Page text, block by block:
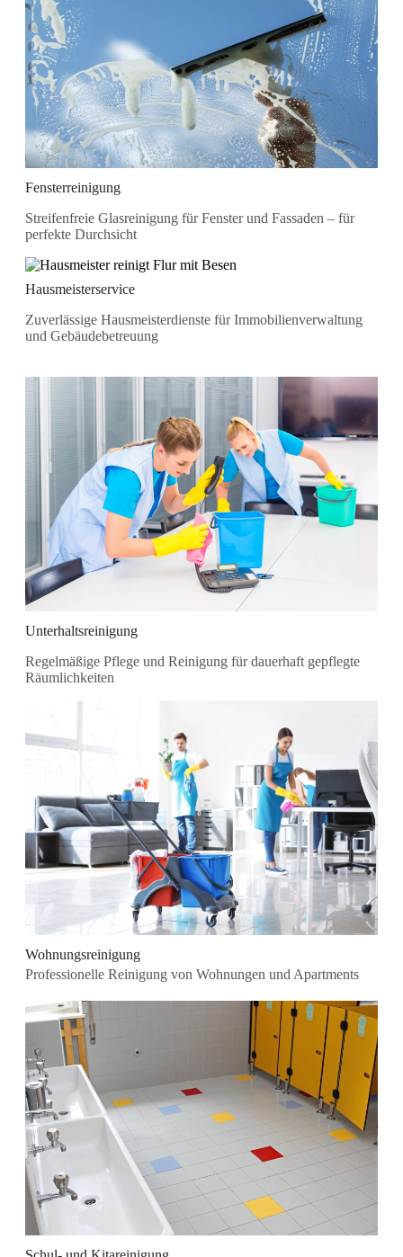
Fensterreinigung
Streifenfreie Glasreinigung für Fenster und Fassaden – für
perfekte Durchsicht
Hausmeisterservice
Zuverlässige Hausmeisterdienste für Immobilienverwaltung
und Gebäudebetreuung
Unterhaltsreinigung
Regelmäßige Pflege und Reinigung für dauerhaft gepflegte
Räumlichkeiten
Wohnungsreinigung
Professionelle Reinigung von Wohnungen und Apartments